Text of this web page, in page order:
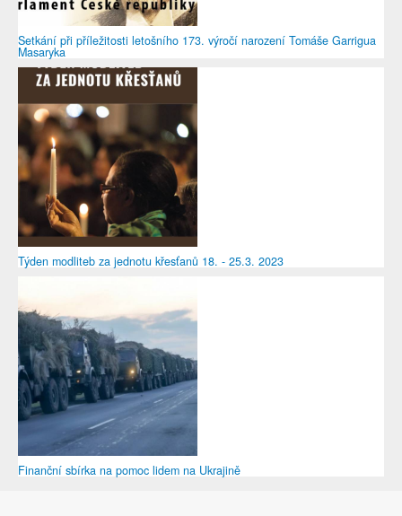
Setkání při příležitosti letošního 173. výročí narození Tomáše Garrigua
Masaryka
Týden modliteb za jednotu křesťanů 18. - 25.3. 2023
Finanční sbírka na pomoc lidem na Ukrajině